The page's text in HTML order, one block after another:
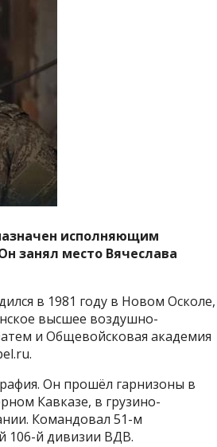
исполняющим
занял место Вячеслава
в 1981 году в Новом Осколе,
высшее воздушно-
и Общевойсковая академия
Он прошёл гарнизоны в
Кавказе, в грузино-
Командовал 51-м
106-й дивизии ВДВ.